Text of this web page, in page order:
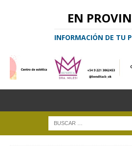
EN
INFORMACIÓN DE TU